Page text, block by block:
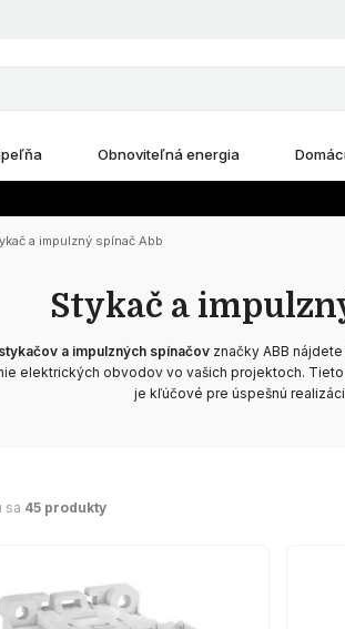
Obnoviteľná energia
a impulzný spínač Abb
Stykač a
stykačov a impulzných spínačovznačky ABB
elektrických obvodov vo vašich projektoch.
je kľúčové pre úspešnú
sa 45 produkty